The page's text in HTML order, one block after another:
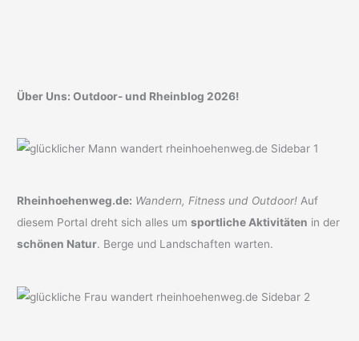
Über Uns: Outdoor- und Rheinblog 2026!
Rheinhoehenweg.de: Wandern, Fitness und Outdoor! Auf
diesem Portal dreht sich alles umsportliche Aktivitäten in der
schönen Natur. Berge und Landschaften warten.